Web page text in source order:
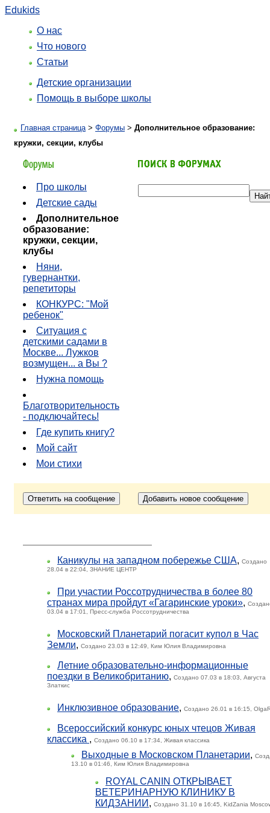
Edukids
О нас
Что нового
Статьи
Детские организации
Помощь в выборе школы
Главная страница> Форумы > Дополнительное образование:
кружки, секции, клубы
Про школы
Детские сады
Дополнительное
образование:
кружки, секции,
клубы
Няни,
гувернантки,
репетиторы
КОНКУРС: "Мой
ребенок"
Ситуация с
детскими садами в
Москве... Лужков
возмущен... а Вы ?
Нужна помощь
Благотворительность
- подключайтесь!
Где купить книгу?
Мой сайт
Мои стихи
Каникулы на западном побережье США, Создано
28.04 в 22:04, ЗНАНИЕ ЦЕНТР
При участии Россотрудничества в более 80
странах мира пройдут «Гагаринские уроки»,
03.04 в 17:01, Пресс-служба Россотрудничества
Московский Планетарий погасит купол в Час
Земли, Создано 23.03 в 12:49, Ким Юлия Владимировна
Летние образовательно-информационные
поездки в Великобританию, Создано 07.03 в 18:03, Августа
Златкис
Инклюзивное образование, Создано 26.01 в 16:15,
Всероссийский конкурс юных чтецов Живая
классика , Создано 06.10 в 17:34, Живая классика
Выходные в Московском Планетарии,
13.10 в 01:46, Ким Юлия Владимировна
ROYAL CANIN ОТКРЫВАЕТ
ВЕТЕРИНАРНУЮ КЛИНИКУ В
КИДЗАНИИ , Создано 31.10 в 16:45, KidZania